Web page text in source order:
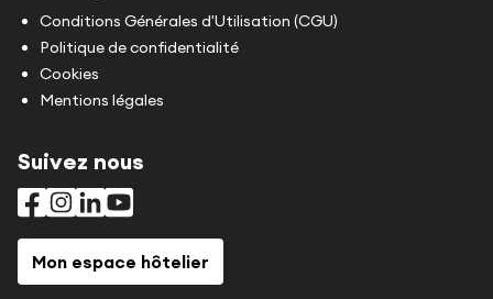
Conditions Générales d'Utilisation (CGU)
Politique de confidentialité
Cookies
Mentions légales
Suivez nous
Mon espace hôtelier